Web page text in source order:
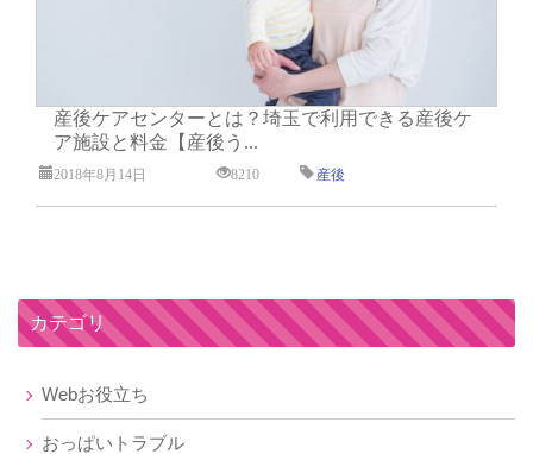
産後ケアセンターとは？埼玉で利用できる産後ケ
ア施設と料金【産後う...
2018年8月14日 8210 産後
カテゴリ
Webお役立ち
おっぱいトラブル